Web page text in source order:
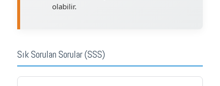
olabilir.
Sık Sorulan Sorular (SSS)